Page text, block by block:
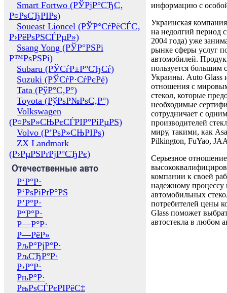
Smart Fortwo (РЎРјР°СЂС‚
Р¤РѕСЂРІРѕ)
Soueast Lioncel (РЎР°СѓРёСЃС‚
Р›РёРѕРЅСЃРµР»)
Ssang Yong (РЎР°РЅРі
Р™РѕРЅРі)
Subaru (РЎСѓР±Р°СЂСѓ)
Suzuki (РЎСѓР·СѓРєРё)
Tata (РўР°С‚Р°)
Toyota (РўРѕР№РѕС‚Р°)
Volkswagen
(Р¤РѕР»СЊРєСЃРІР°РіРµРЅ)
Volvo (Р’РѕР»СЊРІРѕ)
ZX Landmark
(Р›РµРЅРґРјР°СЂРє)
Отечественные авто
Р‘Р°Р·
Р‘РѕРіРґР°РЅ
Р’Р°Р·
Р“Р°Р·
Р—Р°Р·
Р—РёР»
РљР°РјР°Р·
РљСЂР°Р·
Р›Р°Р·
РњР°Р·
РњРѕСЃРєРІРёС‡
информацию с
Украинская
на недолгий период
2004 года) уже
рынке сферы услуг
автомобилей.
пользуется большим
Украины. Auto Glass
отношения с
стекол, которые
необходимые
сотрудничает с
производителей
миру, такими, как
Pilkington, FuYao,
Серьезное отношение
компании к своей
надежному процессу
автомобильных
потребителей цены
Glass поможет
автостекла в любом